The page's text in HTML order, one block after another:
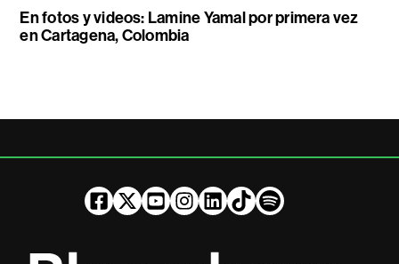
En fotos y videos: Lamine Yamal por primera vez
en Cartagena, Colombia